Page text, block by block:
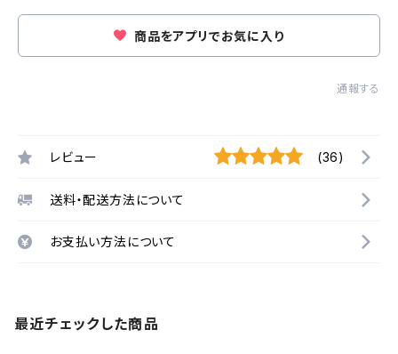
商品をアプリでお気に入り
通報する
レビュー (36)
送料・配送方法について
お支払い方法について
最近チェックした商品